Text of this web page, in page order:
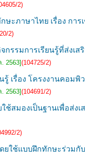
2)
ะภาษาไทย เรื่อง กา
2)
กรรมการเรียนรู้ที่ส่งเ
2563](104725/2)
เรื่อง โครงงานคอม
2563](104691/2)
สมองเป็นฐานเพื่อส่ง
2)
ยใช้แบบฝึกทักษะร่วม